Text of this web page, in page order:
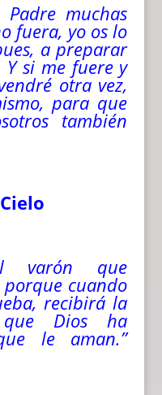
muchas
fuera, yo os lo
a preparar
si me fuere y
otra vez,
para que
también
varón que
cuando
recibirá la
Dios ha
le aman.”